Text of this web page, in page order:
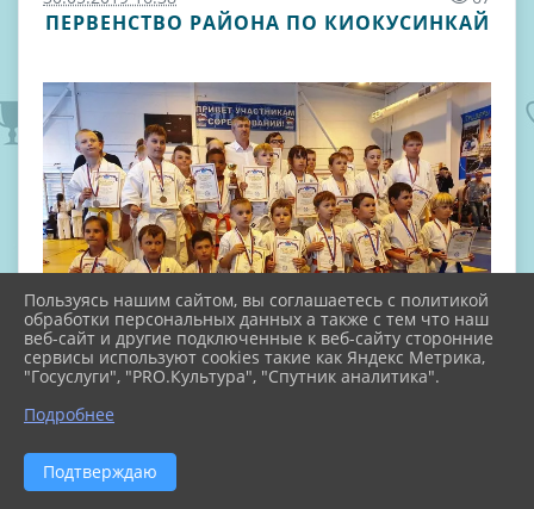
ПЕРВЕНСТВО РАЙОНА ПО КИОКУСИНКАЙ
прошлопервенство муниципального образования
Приморско-Ахтарский район по киокусинкай каратэ
Пользуясь нашим сайтом, вы соглашаетесь с политикой
обработки персональных данных а также с тем что наш
веб-сайт и другие подключенные к веб-сайту сторонние
сервисы используют cookies такие как Яндекс Метрика,
"Госуслуги", "PRO.Культура", "Спутник аналитика".
Подробнее
Подтверждаю